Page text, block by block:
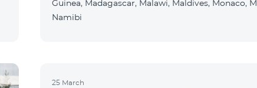
Guinea, Madagascar, Malawi, Maldives, Monaco,
Namibi
25 March